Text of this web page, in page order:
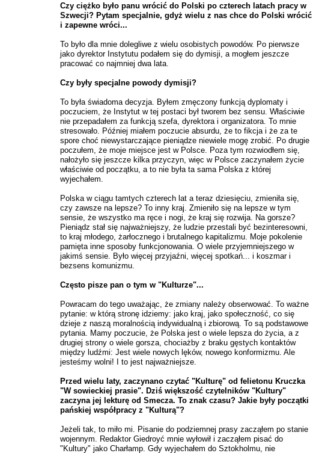
Czy ciężko było panu wrócić do Polski po czterech latach pracy w
Szwecji? Pytam specjalnie, gdyż wielu z nas chce do Polski wrócić
i zapewne wróci...
To było dla mnie dolegliwe z wielu osobistych powodów. Po pierwsze
jako dyrektor Instytutu podałem się do dymisji, a mogłem jeszcze
pracować co najmniej dwa lata.
Czy były specjalne powody dymisji?
To była świadoma decyzja. Byłem zmęczony funkcją dyplomaty i
poczuciem, że Instytut w tej postaci był tworem bez sensu. Właściwie
nie przepadałem za funkcją szefa, dyrektora i organizatora. To mnie
stresowało. Później miałem poczucie absurdu, że to fikcja i że za te
spore choć niewystarczające pieniądze niewiele mogę zrobić. Po drugie
poczułem, że moje miejsce jest w Polsce. Poza tym rozwiodłem się,
nałożyło się jeszcze kilka przyczyn, więc w Polsce zaczynałem życie
właściwie od początku, a to nie była ta sama Polska z której
wyjechałem.
Polska w ciągu tamtych czterech lat a teraz dziesięciu, zmieniła się,
czy zawsze na lepsze? To inny kraj. Zmieniło się na lepsze w tym
sensie, że wszystko ma ręce i nogi, że kraj się rozwija. Na gorsze?
Pieniądz stał się najważniejszy, że ludzie przestali być bezinteresowni,
to kraj młodego, żarłocznego i brutalnego kapitalizmu. Moje pokolenie
pamięta inne sposoby funkcjonowania. O wiele przyjemniejszego w
jakimś sensie. Było więcej przyjaźni, więcej spotkań... i koszmar i
bezsens komunizmu.
Często pisze pan o tym w "Kulturze"...
Powracam do tego uważając, że zmiany należy obserwować. To ważne
pytanie: w którą stronę idziemy: jako kraj, jako społeczność, co się
dzieje z naszą moralnością indywidualną i zbiorową. To są podstawowe
pytania. Mamy poczucie, że Polska jest o wiele lepsza do życia, a z
drugiej strony o wiele gorsza, chociażby z braku gęstych kontaktów
między ludźmi: Jest wiele nowych lęków, nowego konformizmu. Ale
jesteśmy wolni! I to jest najważniejsze.
Przed wielu laty, zaczynano czytać "Kulturę" od felietonu Kruczka
"W sowieckiej prasie". Dziś większość czytelników "Kultury"
zaczyna jej lekturę od Smecza. To znak czasu? Jakie były początki
pańskiej współpracy z "Kulturą"?
Jeżeli tak, to miło mi. Pisanie do podziemnej prasy zacząłem po stanie
wojennym. Redaktor Giedroyć mnie wyłowił i zacząłem pisać do
"Kultury" jako Charłamp. Gdy wyjechałem do Sztokholmu, nie